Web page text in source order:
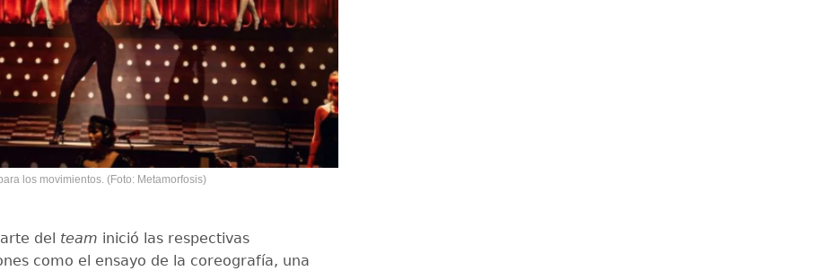
los movimientos. (Foto: Metamorfosis)
del team inició las respectivas
como el ensayo de la coreografía, una